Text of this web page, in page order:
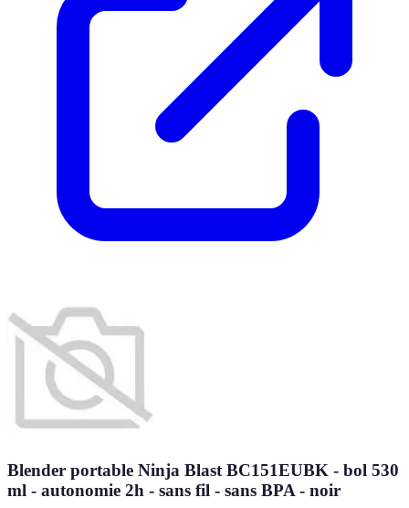
Blender portable Ninja Blast BC151EUBK - bol 530
ml - autonomie 2h - sans fil - sans BPA - noir